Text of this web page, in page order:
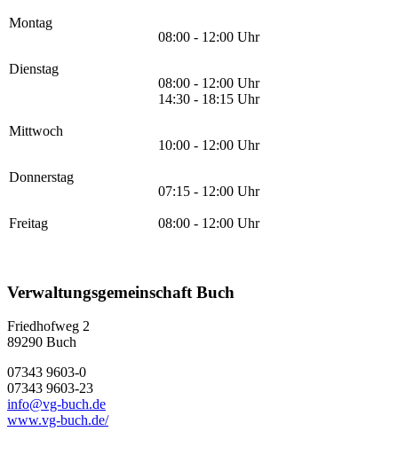
Montag
08:00 - 12:00 Uhr
Dienstag
08:00 - 12:00 Uhr
14:30 - 18:15 Uhr
Mittwoch
10:00 - 12:00 Uhr
Donnerstag
07:15 - 12:00 Uhr
Freitag 08:00 - 12:00 Uhr
Verwaltungsgemeinschaft Buch
Friedhofweg 2
89290 Buch
07343 9603-0
07343 9603-23
info@vg-buch.de
www.vg-buch.de/